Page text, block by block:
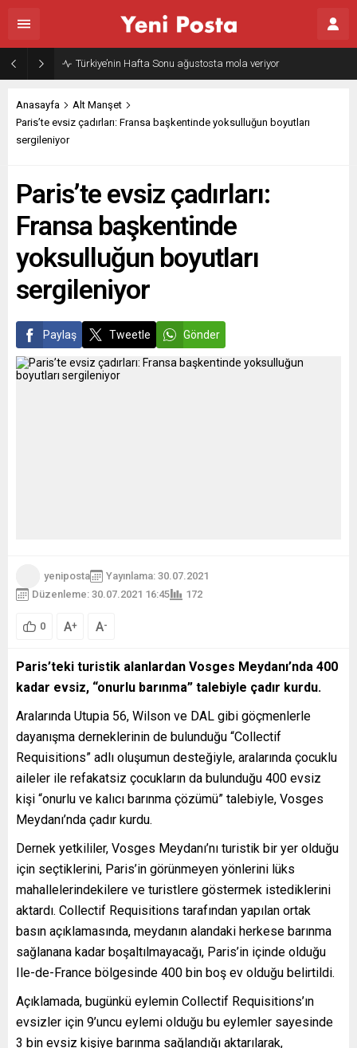
Türkiye’nin Hafta Sonu ağustosta mola veriyor
Anasayfa
Alt Manşet
Paris’te evsiz çadırları: Fransa başkentinde yoksulluğun boyutları
sergileniyor
Paris’te evsiz çadırları:
Fransa başkentinde
yoksulluğun boyutları
sergileniyor
Paylaş Tweetle Gönder
yeniposta
Yayınlama: 30.07.2021
Düzenleme: 30.07.2021 16:45
172
0 A+ A-
Paris’teki turistik alanlardan Vosges Meydanı’nda 400
kadar evsiz, “onurlu barınma” talebiyle çadır kurdu.
Aralarında Utupia 56, Wilson ve DAL gibi göçmenlerle
dayanışma derneklerinin de bulunduğu “Collectif
Requisitions” adlı oluşumun desteğiyle, aralarında çocuklu
aileler ile refakatsiz çocukların da bulunduğu 400 evsiz
kişi “onurlu ve kalıcı barınma çözümü” talebiyle, Vosges
Meydanı’nda çadır kurdu.
Dernek yetkililer, Vosges Meydanı’nı turistik bir yer olduğu
için seçtiklerini, Paris’in görünmeyen yönlerini lüks
mahallelerindekilere ve turistlere göstermek istediklerini
aktardı. Collectif Requisitions tarafından yapılan ortak
basın açıklamasında, meydanın alandaki herkese barınma
sağlanana kadar boşaltılmayacağı, Paris’in içinde olduğu
Ile-de-France bölgesinde 400 bin boş ev olduğu belirtildi.
Açıklamada, bugünkü eylemin Collectif Requisitions’ın
evsizler için 9’uncu eylemi olduğu bu eylemler sayesinde
3 bin evsiz kişiye barınma sağlandığı aktarılarak,